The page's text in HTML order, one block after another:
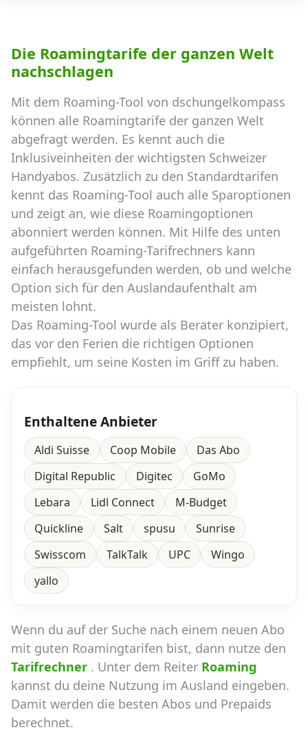
Die Roamingtarife der ganzen Welt
nachschlagen
Mit dem Roaming-Tool von dschungelkompass
können alle Roamingtarife der ganzen Welt
abgefragt werden. Es kennt auch die
Inklusiveinheiten der wichtigsten Schweizer
Handyabos. Zusätzlich zu den Standardtarifen
kennt das Roaming-Tool auch alle Sparoptionen
und zeigt an, wie diese Roamingoptionen
abonniert werden können. Mit Hilfe des unten
aufgeführten Roaming-Tarifrechners kann
einfach herausgefunden werden, ob und welche
Option sich für den Auslandaufenthalt am
meisten lohnt.
Das Roaming-Tool wurde als Berater konzipiert,
das vor den Ferien die richtigen Optionen
empfiehlt, um seine Kosten im Griff zu haben.
Enthaltene Anbieter
Aldi Suisse Coop Mobile
Das Abo
Digital Republic
Digitec
GoMo
Lebara
Lidl Connect
M-Budget
Quickline
Salt spusu
Sunrise
Swisscom
TalkTalk UPC
Wingo
yallo
Wenn du auf der Suche nach einem neuen Abo
mit guten Roamingtarifen bist, dann nutze den
Tarifrechner . Unter dem Reiter Roaming
kannst du deine Nutzung im Ausland eingeben.
Damit werden die besten Abos und Prepaids
berechnet.